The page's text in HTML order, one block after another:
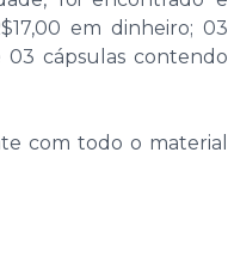
em dinheiro; 03
03 cápsulas contendo
com todo o material